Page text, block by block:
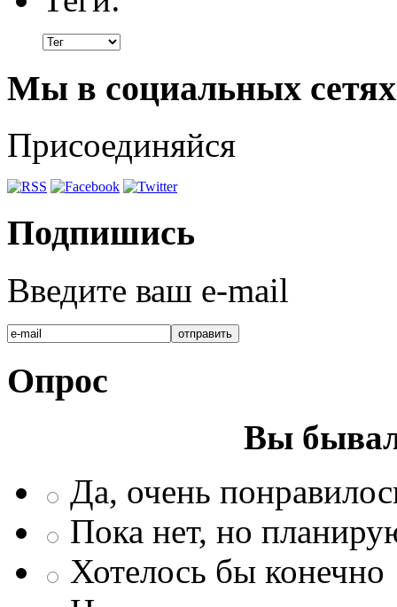
Мы в социальных сетях
Присоединяйся
Подпишись
Введите ваш e-mail
Опрос
Вы
Да, очень
Пока нет, но
Хотелось бы конечно